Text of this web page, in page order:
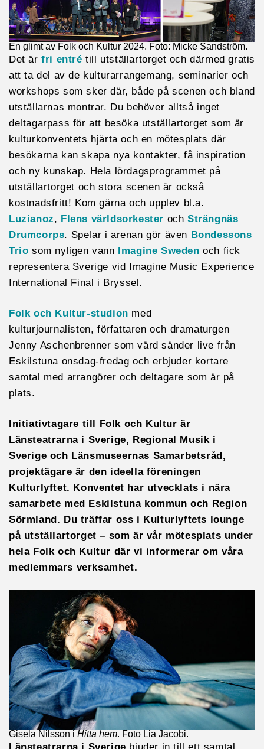
En glimt av Folk och Kultur 2024. Foto: Micke Sandström.
Det ärfri entré till utställartorget och därmed gratis
att ta del av de kulturarrangemang, seminarier och
workshops som sker där, både på scenen och bland
utställarnas montrar. Du behöver alltså inget
deltagarpass för att besöka utställartorget som är
kulturkonventets hjärta och en mötesplats där
besökarna kan skapa nya kontakter, få inspiration
och ny kunskap. Hela lördagsprogrammet på
utställartorget och stora scenen är också
kostnadsfritt! Kom gärna och upplev bl.a.
Luzianoz, Flens världsorkester ochSträngnäs
Drumcorps. Spelar i arenan gör även Bondessons
Trio som nyligen vann Imagine Sweden och fick
representera Sverige vid Imagine Music Experience
International Final i Bryssel.
Folk och Kultur-studion med
kulturjournalisten, författaren och dramaturgen
Jenny Aschenbrenner som värd sänder live från
Eskilstuna onsdag-fredag och erbjuder kortare
samtal med arrangörer och deltagare som är på
plats.
Initiativtagare till Folk och Kultur är
Länsteatrarna i Sverige, Regional Musik i
Sverige och Länsmuseernas Samarbetsråd,
projektägare är den ideella föreningen
Kulturlyftet. Konventet har utvecklats i nära
samarbete med Eskilstuna kommun och Region
Sörmland. Du träffar oss i Kulturlyftets lounge
på utställartorget – som är vår mötesplats under
hela Folk och Kultur där vi informerar om våra
medlemmars verksamhet.
Gisela Nilsson i Hitta hem. Foto Lia Jacobi.